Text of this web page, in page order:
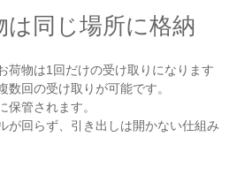
は同じ場所に格納
荷物は1回だけの受け取りになります
回の受け取りが可能です。
保管されます。
が回らず、引き出しは開かない仕組み